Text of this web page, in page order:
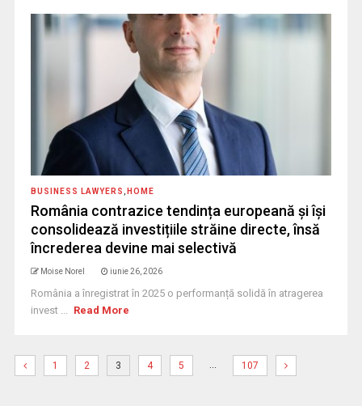
BUSINESS LAWYERS HOME
România contrazice tendința europeană și își
consolidează investițiile străine directe, însă
încrederea devine mai selectivă
Moise Norel iunie 26, 2026
România a înregistrat în 2025 o performanță solidă în atragerea
invest ... Read More
1 2 3 4 5 … 107